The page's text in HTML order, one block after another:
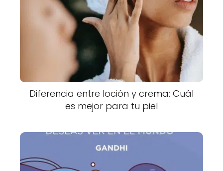
Diferencia entre loción y crema: Cuál
es mejor para tu piel